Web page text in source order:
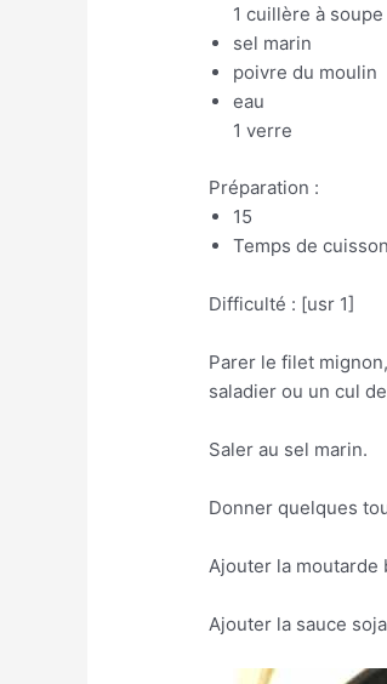
1 cuillère à soupe
sel marin
poivre du moulin
eau
1 verre
Préparation :
15
Temps de
Difficulté : [usr 1]
Parer le filet
saladier ou un cul
Saler au sel marin.
Donner quelques
Ajouter la moutarde
Ajouter la sauce